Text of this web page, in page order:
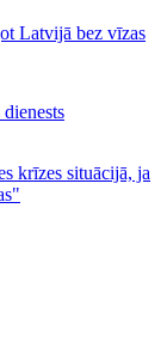
Latvijā bez vīzas
krīzes situācijā, ja